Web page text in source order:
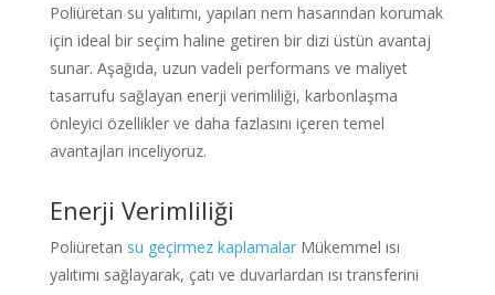
Poliüretan su yalıtımı, yapıları nem hasarından korumak
için ideal bir seçim haline getiren bir dizi üstün avantaj
sunar. Aşağıda, uzun vadeli performans ve maliyet
tasarrufu sağlayan enerji verimliliği, karbonlaşma
önleyici özellikler ve daha fazlasını içeren temel
avantajları inceliyoruz.
Enerji Verimliliği
Poliüretan su geçirmez kaplamalarMükemmel ısı
yalıtımı sağlayarak, çatı ve duvarlardan ısı transferini